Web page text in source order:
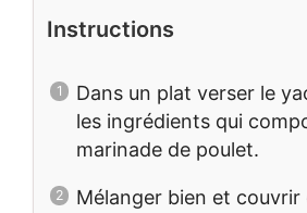
Instructions
Dans un plat verser le
les ingrédients qui
marinade de poulet.
Mélanger bien et couvrir